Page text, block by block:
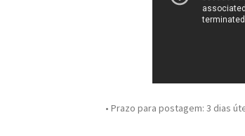
• Prazo para postagem: 3 dias